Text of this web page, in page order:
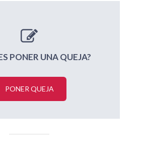
PONER UNA QUEJA?
PONER QUEJA